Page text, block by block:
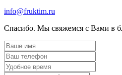
info@fruktim.ru
Спасибо. Мы свяжемся с Вами в